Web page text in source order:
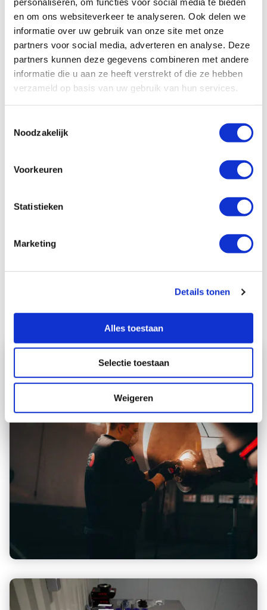
en om ons websiteverkeer te analyseren. Ook delen we
informatie over uw gebruik van onze site met onze
partners voor social media, adverteren en analyse. Deze
partners kunnen deze gegevens combineren met andere
informatie die u aan ze heeft verstrekt of die ze hebben
verzameld op basis van uw gebruik van hun services.
Noodzakelijk
Voorkeuren
Statistieken
Marketing
Details tonen
Alles toestaan
Selectie toestaan
Weigeren
Ducato buscamper. Grondige inspectie
uitgevoerd en getoond. Daarom met
vertrouwen ingegaan op advies/offerte mbt
hulpvering!
Inspectie & onderhoud
Luchtvering
Special projects
Chiptuning